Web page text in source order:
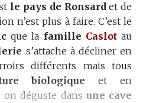
le pays de Ronsard et de
n’est plus à faire. C’est le
que la famille Caslot au
s’attache à décliner en
différents mais tous
biologique et en
on déguste dans une cave